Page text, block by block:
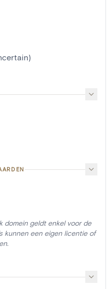
domein geldt enkel voor de
kunnen een eigen licentie of